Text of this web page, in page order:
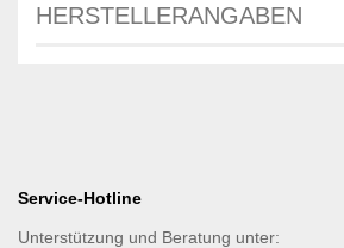
HERSTELLERANGABEN
Service-Hotline
Unterstützung und Beratung unter: